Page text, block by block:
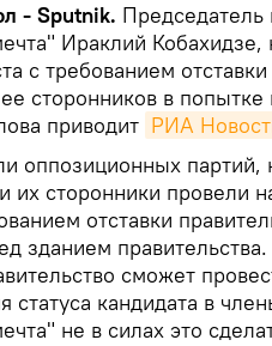
- Sputnik. Председатель
Ираклий
с требованием
сторонников в попытке
приводит РИА
оппозиционных партий,
их сторонники провели
отставки
зданием
сможет
статуса кандидата в
не в силах это